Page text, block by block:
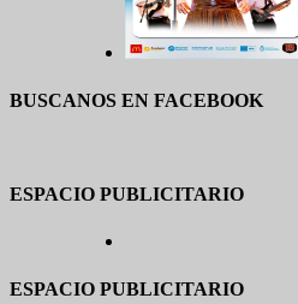
BUSCANOS EN FACEBOOK
ESPACIO PUBLICITARIO
ESPACIO PUBLICITARIO